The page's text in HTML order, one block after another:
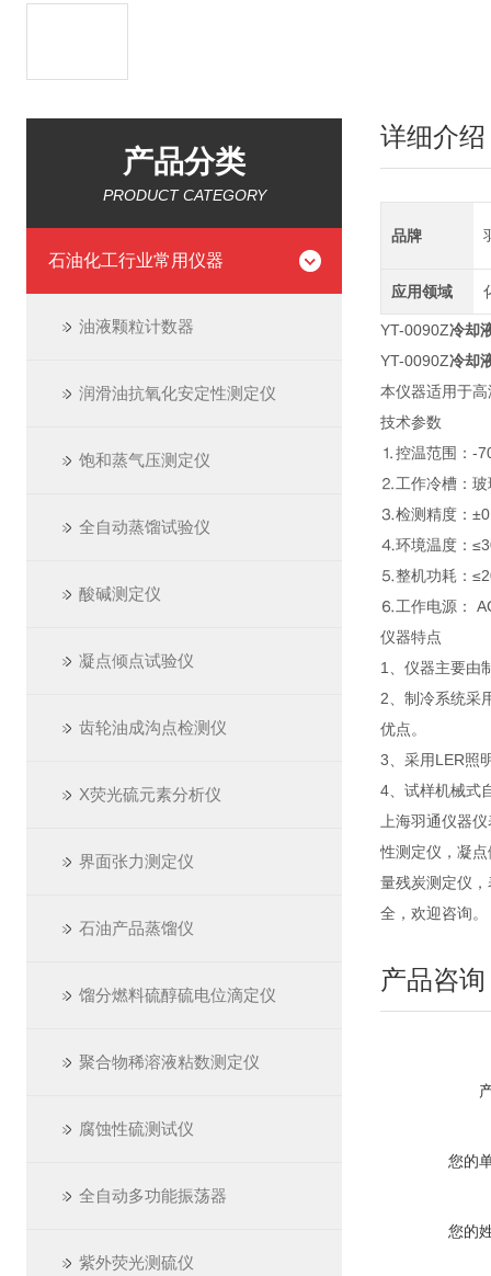
产品分类
PRODUCT CATEGORY
石油化工行业常用仪器
油液颗粒计数器
润滑油抗氧化安定性测定仪
饱和蒸气压测定仪
全自动蒸馏试验仪
酸碱测定仪
凝点倾点试验仪
齿轮油成沟点检测仪
X荧光硫元素分析仪
界面张力测定仪
石油产品蒸馏仪
馏分燃料硫醇硫电位滴定仪
聚合物稀溶液粘数测定仪
腐蚀性硫测试仪
全自动多功能振荡器
紫外荧光测硫仪
详细介绍
品牌
应用领域
YT-0090Z冷却
YT-0090Z冷却
本仪器适用于
技术参数
⒈控温范围：-
⒉工作冷槽：玻
⒊检测精度：
⒋环境温度：
⒌整机功耗：
⒍工作电源：
仪器特点
1、仪器主要由
2、制冷系统采
优点。
3、采用LER照
4、试样机械式
上海羽通仪器
性测定仪，凝
量残炭测定仪
全，欢迎咨询。
产品咨询
您的
您的